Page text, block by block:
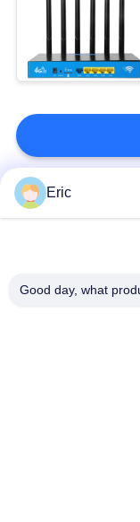
लोकप्रिय
Eric
Good day, what